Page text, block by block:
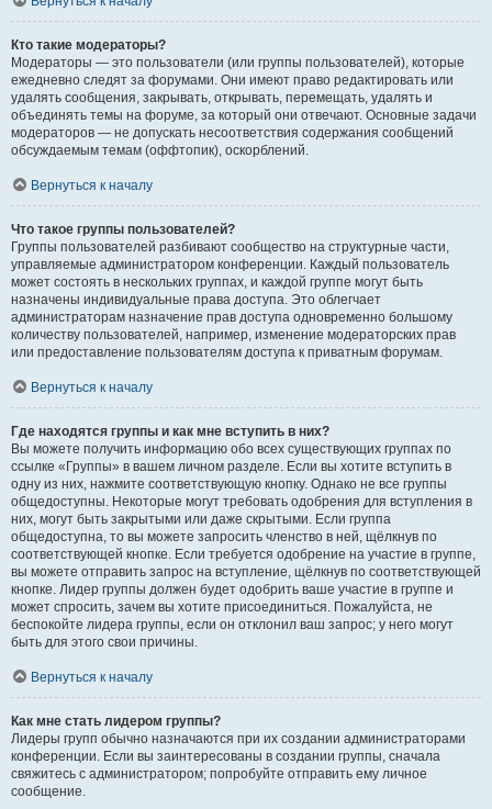
Кто такие модераторы?
Модераторы — это пользователи (или группы пользователей), которые
ежедневно следят за форумами. Они имеют право редактировать или
удалять сообщения, закрывать, открывать, перемещать, удалять и
объединять темы на форуме, за который они отвечают. Основные задачи
модераторов — не допускать несоответствия содержания сообщений
обсуждаемым темам (оффтопик), оскорблений.
Вернуться к началу
Что такое группы пользователей?
Группы пользователей разбивают сообщество на структурные части,
управляемые администратором конференции. Каждый пользователь
может состоять в нескольких группах, и каждой группе могут быть
назначены индивидуальные права доступа. Это облегчает
администраторам назначение прав доступа одновременно большому
количеству пользователей, например, изменение модераторских прав
или предоставление пользователям доступа к приватным форумам.
Вернуться к началу
Где находятся группы и как мне вступить в них?
Вы можете получить информацию обо всех существующих группах по
ссылке «Группы» в вашем личном разделе. Если вы хотите вступить в
одну из них, нажмите соответствующую кнопку. Однако не все группы
общедоступны. Некоторые могут требовать одобрения для вступления в
них, могут быть закрытыми или даже скрытыми. Если группа
общедоступна, то вы можете запросить членство в ней, щёлкнув по
соответствующей кнопке. Если требуется одобрение на участие в группе,
вы можете отправить запрос на вступление, щёлкнув по соответствующей
кнопке. Лидер группы должен будет одобрить ваше участие в группе и
может спросить, зачем вы хотите присоединиться. Пожалуйста, не
беспокойте лидера группы, если он отклонил ваш запрос; у него могут
быть для этого свои причины.
Вернуться к началу
Как мне стать лидером группы?
Лидеры групп обычно назначаются при их создании администраторами
конференции. Если вы заинтересованы в создании группы, сначала
свяжитесь с администратором; попробуйте отправить ему личное
сообщение.